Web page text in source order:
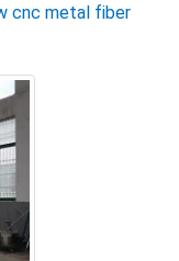
cnc metal fiber